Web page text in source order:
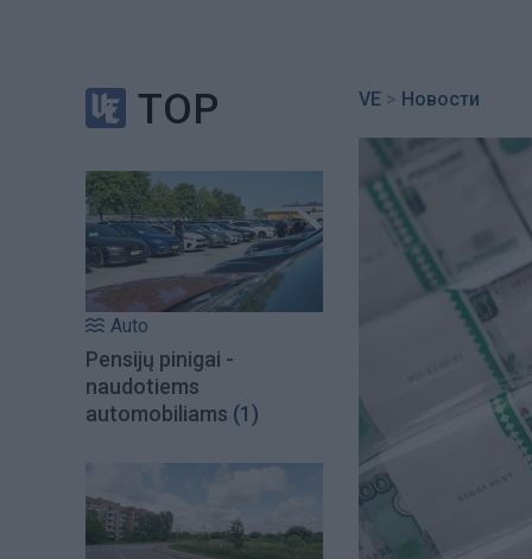
TOP
Auto
Pensijų pinigai -
naudotiems
automobiliams (1)
VE > Новости